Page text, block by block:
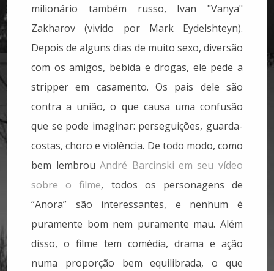
milionário também russo, Ivan "Vanya"
Zakharov (vivido por Mark Eydelshteyn).
Depois de alguns dias de muito sexo, diversão
com os amigos, bebida e drogas, ele pede a
stripper em casamento. Os pais dele são
contra a união, o que causa uma confusão
que se pode imaginar: perseguições, guarda-
costas, choro e violência. De todo modo, como
bem lembrouAndré Barcinski em seu vídeo
sobre o filme, todos os personagens de
“Anora” são interessantes, e nenhum é
puramente bom nem puramente mau. Além
disso, o filme tem comédia, drama e ação
numa proporção bem equilibrada, o que